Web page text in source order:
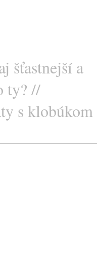
šťastnejší a
ty? //
s klobúkom